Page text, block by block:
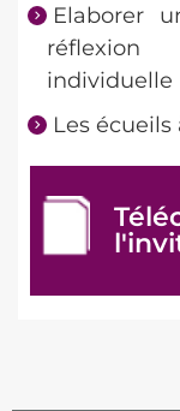
Elaborer
réflexion
individuelle
Les écueils